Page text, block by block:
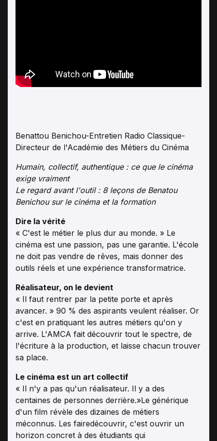
Benattou Benichou-Entretien Radio Classique-
Directeur de l'Académie des Métiers du Cinéma
Humain, collectif, authentique : ce que le cinéma
exige vraiment
Le regard avant l'outil : 8 leçons de Benatou
Benichou sur le cinéma et la formation
Dire la vérité
« C'est le métier le plus dur au monde. » Le
cinéma est une passion, pas une garantie. L'école
ne doit pas vendre de rêves, mais donner des
outils réels et une expérience transformatrice.
Réalisateur, on le devient
« Il faut rentrer par la petite porte et après
avancer. » 90 % des aspirants veulent réaliser. Or
c'est en pratiquant les autres métiers qu'on y
arrive. L'AMCA fait découvrir tout le spectre, de
l'écriture à la production, et laisse chacun trouver
sa place.
Le cinéma est un art collectif
« Il n'y a pas qu'un réalisateur. Il y a des
centaines de personnes derrière.»Le générique
d'un film révèle des dizaines de métiers
méconnus. Les fairedécouvrir, c'est ouvrir un
horizon concret à des étudiants qui